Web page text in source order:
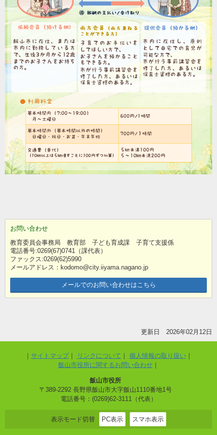
お問い合わせ
教育委員会事務局 教育部 子ども育成課 子育て支援係
電話番号:0269(67)0741（課代表）
ファックス:0269(62)5990
メールアドレス：kodomo@city.iiyama.nagano.jp
メールでのお問い合わせはこちら
更新日 2026年02月12日
サイトマップ リンクについて
個人情報の取り扱い
飯山市役所に関するお問い合わせ
飯山市役所
〒389-2292 長野県飯山市大字飯山1110番地1号
電話番号：(0269)62-3111（代表）
表示モード切替 PC表示 スマホ表示